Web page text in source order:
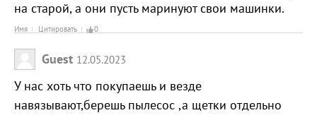
на старой, а они пусть маринуют свои машинки.
Имя Цитировать 0
Guest 12.05.2023
У нас хоть что покупаешь и везде
навязывают,берешь пылесос ,а щетки отдельно